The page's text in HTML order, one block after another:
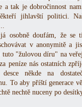
a tak je dobročinnost
jihlavští politici.
osobně doufám, že se
v anonymitě a
tuto "žulovou díru" na
peníze nás ostatních
desce někde na
To aby příští generace
nechtě nuceny po